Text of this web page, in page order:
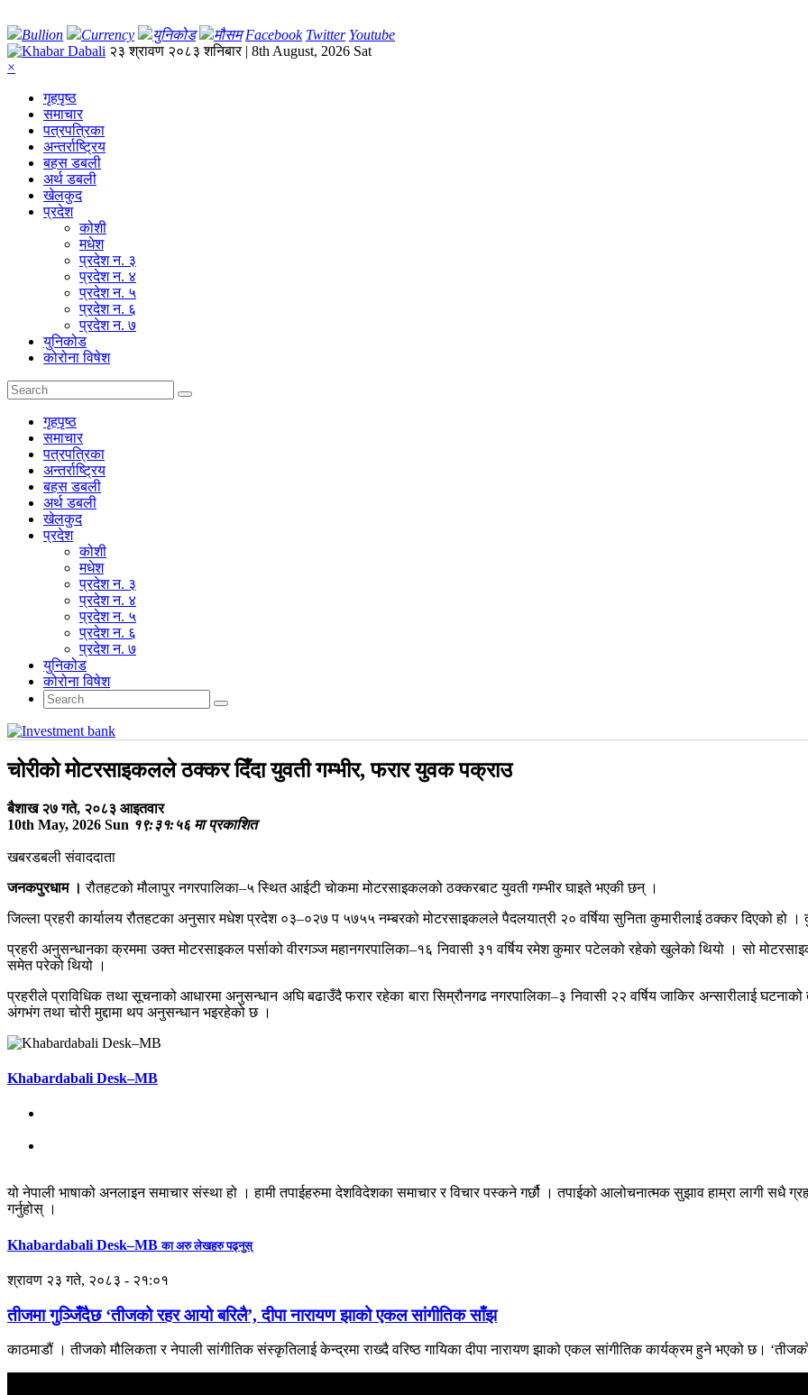
Bullion Currency युनिकोड मौसम Facebook Twitter Youtube
२३ श्रावण २०८३ शनिबार | 8th August, 2026 Sat
×
गृहपृष्‍ठ
समाचार
पत्रपत्रिका
अन्तर्राष्ट्रिय
बहस डबली
अर्थ डबली
खेलकुद
प्रदेश
कोशी
मधेश
प्रदेश न. ३
प्रदेश न. ४
प्रदेश न. ५
प्रदेश न. ६
प्रदेश न. ७
युनिकोड
कोरोना विषेश
गृहपृष्‍ठ
समाचार
पत्रपत्रिका
अन्तर्राष्ट्रिय
बहस डबली
अर्थ डबली
खेलकुद
प्रदेश
कोशी
मधेश
प्रदेश न. ३
प्रदेश न. ४
प्रदेश न. ५
प्रदेश न. ६
प्रदेश न. ७
युनिकोड
कोरोना विषेश
चोरीको मोटरसाइकलले ठक्कर दिँदा युवती गम्भीर, फरार युवक पक्राउ
बैशाख २७ गते, २०८३ आइतवार
10th May, 2026 Sun १९:३१:५६ मा प्रकाशित
खबरडबली संवाददाता
जनकपुरधाम ।रौतहटको मौलापुर नगरपालिका–५ स्थित आईटी चाेकमा मोटरसाइकलको ठक्करबाट युवती गम्भीर घाइते भएकी छन् ।
जिल्ला प्रहरी कार्यालय रौतहटका अनुसार मधेश प्रदेश ०३–०२७ प ५७५५ नम्बरको मोटरसाइकलले पैदलयात्री २० वर्षिया सुनिता कुमारीलाई ठक्कर दिएको
प्रहरी अनुसन्धानका क्रममा उक्त मोटरसाइकल पर्साको वीरगञ्ज महानगरपालिका–१६ निवासी ३१ वर्षिय रमेश कुमार पटेलको रहेको खुलेको थियो । सो
समेत परेको थियो ।
प्रहरीले प्राविधिक तथा सूचनाको आधारमा अनुसन्धान अघि बढाउँदै फरार रहेका बारा सिम्रौनगढ नगरपालिका–३ निवासी २२ वर्षिय जाकिर अन्सारीलाई
अंगभंग तथा चोरी मुद्दामा थप अनुसन्धान भइरहेको छ ।
Khabardabali Desk–MB
यो नेपाली भाषाको अनलाइन समाचार संस्था हो । हामी तपाईहरुमा देशविदेशका समाचार र विचार पस्कने गर्छौ । तपाईको आलोचनात्मक सुझाव हाम्रा लागी सधै
गर्नुहोस् ।
Khabardabali Desk–MBका अरु लेखहरु पढ्नुस्
श्रावण २३ गते, २०८३ - २१:०१
तीजमा गुञ्जिँदैछ ‘तीजको रहर आयो बरिलै’, दीपा नारायण झाको एकल सांगीतिक साँझ
काठमाडौं । तीजको मौलिकता र नेपाली सांगीतिक संस्कृतिलाई केन्द्रमा राख्दै वरिष्ठ गायिका दीपा नारायण झाको एकल सांगीतिक कार्यक्रम हुने भएको छ।